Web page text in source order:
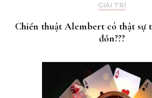
GIẢI TRÍ
Chiến thuật Alembert có thật sự
đồn???